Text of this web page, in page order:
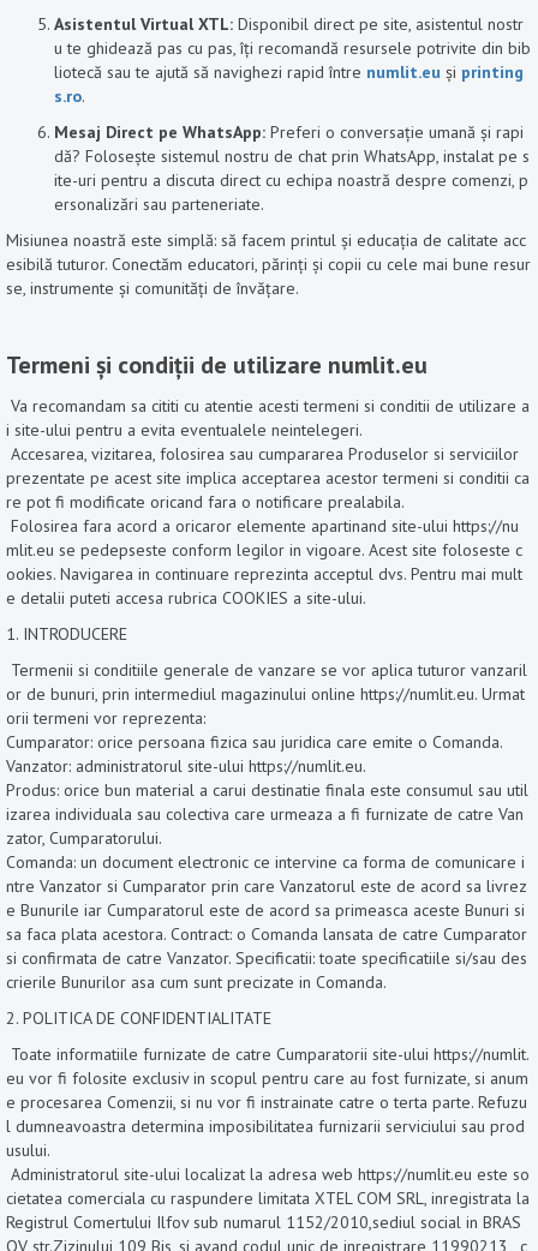
Asistentul Virtual XTL: Disponibil direct pe site, asistentul nostr
u te ghidează pas cu pas, îți recomandă resursele potrivite din bib
liotecă sau te ajută să navighezi rapid între numlit.eu și printing
s.ro.
Mesaj Direct pe WhatsApp: Preferi o conversație umană și rapi
dă? Folosește sistemul nostru de chat prin WhatsApp, instalat pe s
ite-uri pentru a discuta direct cu echipa noastră despre comenzi, p
ersonalizări sau parteneriate.
Misiunea noastră este simplă: să facem printul și educația de calitate acc
esibilă tuturor. Conectăm educatori, părinți și copii cu cele mai bune resur
se, instrumente și comunități de învățare.
Termeni și condiții de utilizare numlit.eu
Va recomandam sa cititi cu atentie acesti termeni si conditii de utilizare a
i site-ului pentru a evita eventualele neintelegeri.
Accesarea, vizitarea, folosirea sau cumpararea Produselor si serviciilor
prezentate pe acest site implica acceptarea acestor termeni si conditii ca
re pot fi modificate oricand fara o notificare prealabila.
Folosirea fara acord a oricaror elemente apartinand site-ului https://nu
mlit.eu se pedepseste conform legilor in vigoare. Acest site foloseste c
ookies. Navigarea in continuare reprezinta acceptul dvs. Pentru mai mult
e detalii puteti accesa rubrica COOKIES a site-ului.
1. INTRODUCERE
Termenii si conditiile generale de vanzare se vor aplica tuturor vanzaril
or de bunuri, prin intermediul magazinului online https://numlit.eu. Urmat
orii termeni vor reprezenta:
Cumparator: orice persoana fizica sau juridica care emite o Comanda.
Vanzator: administratorul site-ului https://numlit.eu.
Produs: orice bun material a carui destinatie finala este consumul sau util
izarea individuala sau colectiva care urmeaza a fi furnizate de catre Van
zator, Cumparatorului.
Comanda: un document electronic ce intervine ca forma de comunicare i
ntre Vanzator si Cumparator prin care Vanzatorul este de acord sa livrez
e Bunurile iar Cumparatorul este de acord sa primeasca aceste Bunuri si
sa faca plata acestora. Contract: o Comanda lansata de catre Cumparator
si confirmata de catre Vanzator. Specificatii: toate specificatiile si/sau des
crierile Bunurilor asa cum sunt precizate in Comanda.
2. POLITICA DE CONFIDENTIALITATE
Toate informatiile furnizate de catre Cumparatorii site-ului https://numlit.
eu vor fi folosite exclusiv in scopul pentru care au fost furnizate, si anum
e procesarea Comenzii, si nu vor fi instrainate catre o terta parte. Refuzu
l dumneavoastra determina imposibilitatea furnizarii serviciului sau prod
usului.
Administratorul site-ului localizat la adresa web https://numlit.eu este so
cietatea comerciala cu raspundere limitata XTEL COM SRL, inregistrata la
Registrul Comertului Ilfov sub numarul 1152/2010,sediul social in BRAS
OV str.Zizinului 109 Bis, si avand codul unic de inregistrare 11990213 , c